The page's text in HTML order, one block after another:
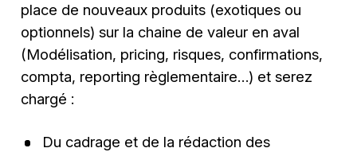
place de nouveaux produits (exotiques ou
optionnels) sur la chaine de valeur en aval
(Modélisation, pricing, risques, confirmations,
compta, reporting règlementaire…) et serez
chargé :
Du cadrage et de la rédaction des